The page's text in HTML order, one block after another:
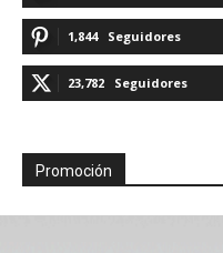
1,844 Seguidores
23,782 Seguidores
Promoción